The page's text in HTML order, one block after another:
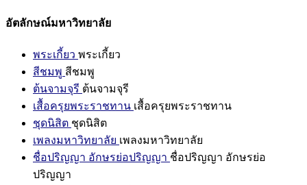
อัตลักษณ์มหาวิทยาลัย
พระเกี้ยว พระเกี้ยว
สีชมพู สีชมพู
ต้นจามจุรี ต้นจามจุรี
เสื้อครุยพระราชทาน เสื้อครุยพระราชทาน
ชุดนิสิต ชุดนิสิต
เพลงมหาวิทยาลัย เพลงมหาวิทยาลัย
ชื่อปริญญา อักษรย่อปริญญา ชื่อปริญญา อักษรย่อ
ปริญญา